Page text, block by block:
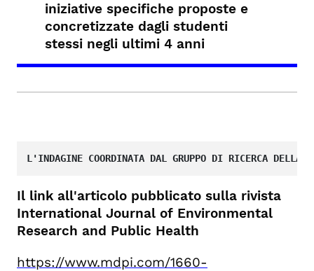
iniziative specifiche proposte e
concretizzate dagli studenti
stessi negli ultimi 4 anni
L'INDAGINE COORDINATA DAL GRUPPO DI RICERCA
Il link all'articolo pubblicato sulla rivista
International Journal of Environmental
Research and Public Health
https://www.mdpi.com/1660-